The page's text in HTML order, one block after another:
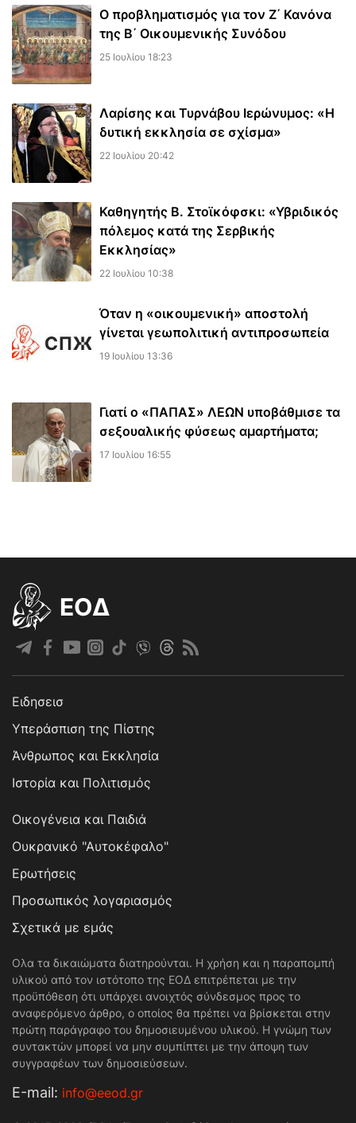
Ο προβληματισμός για τον Ζ΄ Κανόνα
της Β΄ Οικουμενικής Συνόδου
25 Ιουλίου 18:23
Λαρίσης και Τυρνάβου Ιερώνυμος: «Η
δυτική εκκλησία σε σχίσμα»
22 Ιουλίου 20:42
Καθηγητής Β. Στοϊκόφσκι: «Υβριδικός
πόλεμος κατά της Σερβικής
Εκκλησίας»
22 Ιουλίου 10:38
Όταν η «οικουμενική» αποστολή
γίνεται γεωπολιτική αντιπροσωπεία
19 Ιουλίου 13:36
Γιατί ο «ΠΑΠΑΣ» ΛΕΩΝ υποβάθμισε τα
σεξουαλικής φύσεως αμαρτήματα;
17 Ιουλίου 16:55
EOΔ
Ειδησεισ
Υπεράσπιση της Πίστης
Άνθρωπος και Εκκλησία
Ιστορία και Πολιτισμός
Οικογένεια και Παιδιά
Ουκρανικό "Αυτοκέφαλο"
Ερωτήσεις
Προσωπικός λογαριασμός
Σχετικά με εμάς
Ολα τα δικαιώματα διατηρούνται. Η χρήση και η παραπομπή
υλικού από τον ιστότοπο της ΕΟΔ επιτρέπεται με την
προϋπόθεση ότι υπάρχει ανοιχτός σύνδεσμος προς το
αναφερόμενο άρθρο, ο οποίος θα πρέπει να βρίσκεται στην
πρώτη παράγραφο του δημοσιευμένου υλικού. Η γνώμη των
συντακτών μπορεί να μην συμπίπτει με την άποψη των
συγγραφέων των δημοσιεύσεων.
Е-mail: info@eeod.gr